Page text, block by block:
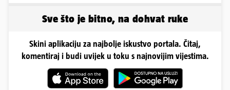
Sve što je bitno, na dohvat ruke
Skini aplikaciju za najbolje iskustvo portala. Čitaj,
komentiraj i budi uvijek u toku s najnovijim vijestima.